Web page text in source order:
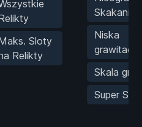
Sloty
Relikty
Skakanie
Niska
grawitacja
Skala
Super